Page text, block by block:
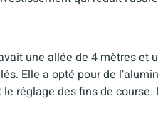
une allée de 4 mètres et
Elle a opté pour de
réglage des fins de